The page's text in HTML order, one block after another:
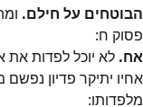
הבוטחים על חילם.
פסוק ח:
אח. לא יוכל לפדות את
אחיו יתיקר פדיון
מלפדותו: